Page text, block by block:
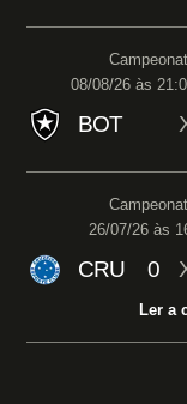
08/08/26 às
BOT
26/07/26 às
CRU 0
Ler a